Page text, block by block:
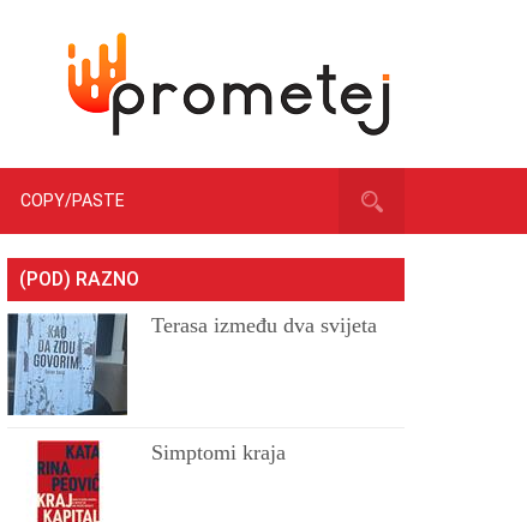
COPY/PASTE
(POD) RAZNO
Terasa između dva svijeta
Simptomi kraja